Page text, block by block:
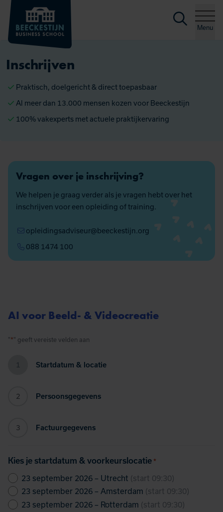
Ga naar de inhoud
Menu
Inschrijven
Praktisch, doelgericht & direct toepasbaar
Al meer dan 13.000 mensen kozen voor Beeckestijn
100% vakexperts met actuele praktijkervaring
Vragen over je inschrijving?
We helpen je graag verder als je vragen hebt over het
inschrijven voor een opleiding of training.
opleidingsadviseur@beeckestijn.org
088 1474 100
AI voor Beeld- & Videocreatie
"*" geeft vereiste velden aan
1 Startdatum & locatie
2 Persoonsgegevens
3 Factuurgegevens
Kies je startdatum & voorkeurslocatie *
23 september 2026 – Utrecht (start 09:30)
23 september 2026 – Amsterdam (start 09:30)
23 september 2026 – Rotterdam (start 09:30)